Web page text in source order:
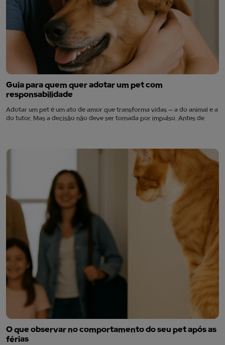
Guia para quem quer adotar um pet com
responsabilidade
Adotar um pet é um ato de amor que transforma vidas — a do animal e a
do tutor. Mas a decisão não deve ser tomada por impulso. Antes de
O que observar no comportamento do seu pet após as
férias